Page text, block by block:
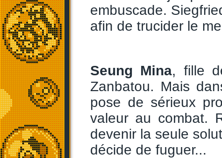
embuscade.
afin de trucider le
Seung Mina, fille
Zanbatou. Mais
pose de sérieux
valeur au combat.
devenir la seule
décide de fuguer...